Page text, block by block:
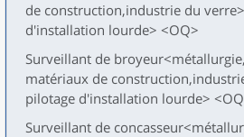
de construction,industrie du
d'installation lourde> <OQ>
Surveillant de
matériaux de
pilotage d'installation lourde>
Surveillant de